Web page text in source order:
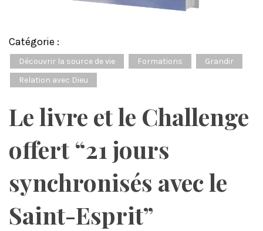
Catégorie :
Découvrir la source de vie Formations
Grandir
Relation avec Dieu
Le livre et le Challenge
offert “21 jours
synchronisés avec le
Saint-Esprit”